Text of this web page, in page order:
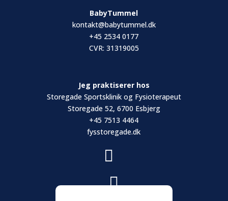
BabyTummel
kontakt@babytummel.dk
+45 2534 0177
CVR: 31319005
Jeg praktiserer hos
Storegade Sportsklinik og Fysioterapeut
Storegade 52, 6700 Esbjerg
+45 7513 4464
fysstoregade.dk

